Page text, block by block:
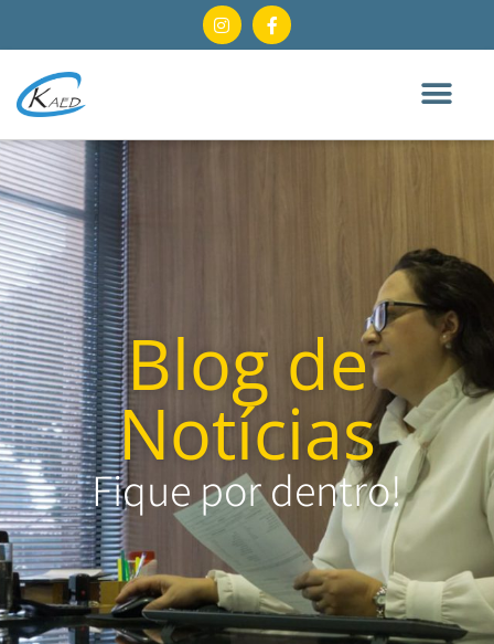
Blog de
Notícias
Fique por dentro!